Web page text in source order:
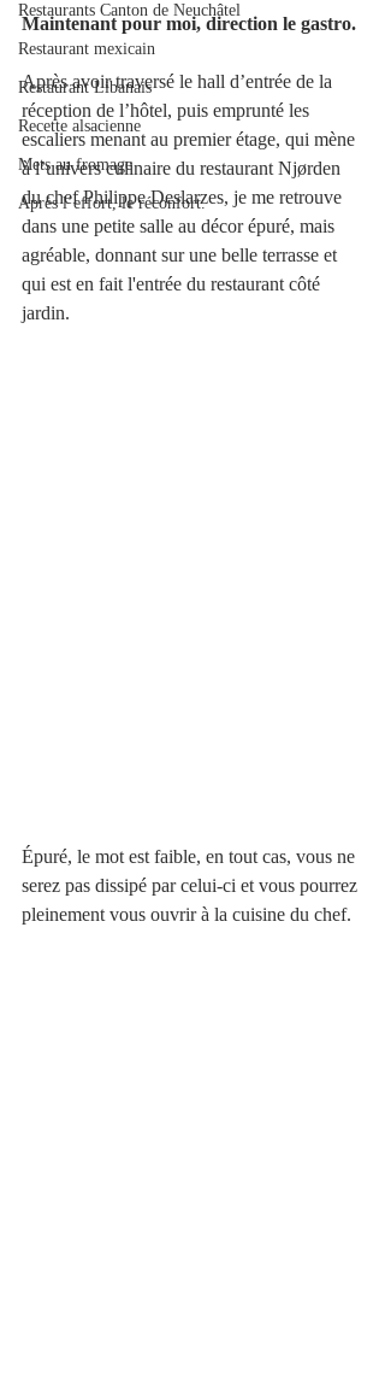
Restaurants Canton de Neuchâtel
Restaurant mexicain
Restaurant Libanais
Recette alsacienne
Mets au fromage
Après l’effort, le réconfort.
Maintenant pour moi, direction le gastro.
Après avoir traversé le hall d’entrée de la
réception de l’hôtel, puis emprunté les
escaliers menant au premier étage, qui mène
à l’univers culinaire du restaurant Njørden
du chef Philippe Deslarzes, je me retrouve
dans une petite salle au décor épuré, mais
agréable, donnant sur une belle terrasse et
qui est en fait l'entrée du restaurant côté
jardin.
Épuré, le mot est faible, en tout cas, vous ne
serez pas dissipé par celui-ci et vous pourrez
pleinement vous ouvrir à la cuisine du chef.